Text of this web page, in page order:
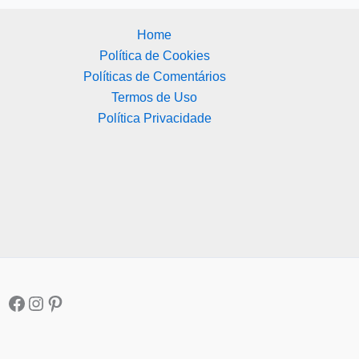
Home
Política de Cookies
Políticas de Comentários
Termos de Uso
Política Privacidade